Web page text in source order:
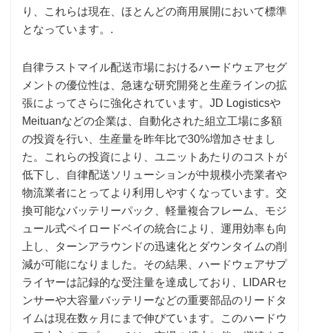
り、これらは現在、ほとんどの商用展開において標準
となっています。.
自律ラストマイル配送市場におけるハードウェアセグ
メントの優位性は、急速な研究開発と生産ラインの拡
張によってさらに強化されています。JD Logisticsや
Meituanなどの企業は、自動化された組立工場に多額
の投資を行い、生産量を昨年比で30%増加させまし
た。これらの投資により、ユニットあたりのコストが
低下し、自律配送ソリューションが中規模小売業者や
物流業者にとってより利用しやすくなっています。交
換可能なバッテリーパック、軽量複合フレーム、モジ
ュール式ペイロードベイの統合により、運用効率も向
上し、ターンアラウンドの迅速化とダウンタイムの削
減が可能になりました。その結果、ハードウェアサプ
ライヤーは記録的な受注量を達成しており、LIDARセ
ンサーや大容量バッテリーなどの重要部品のリードタ
イムは現在数ヶ月にまで伸びています。このハードウ